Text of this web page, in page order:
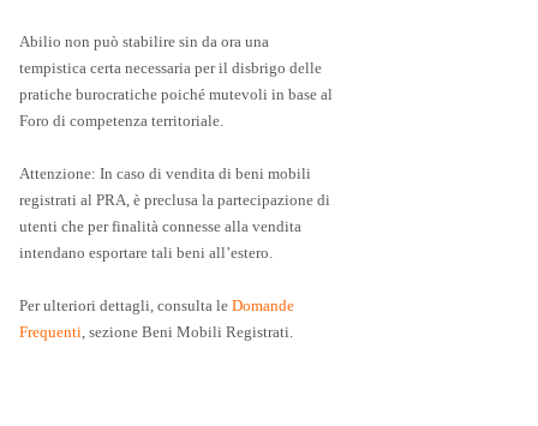
Abilio non può stabilire sin da ora una
tempistica certa necessaria per il disbrigo delle
pratiche burocratiche poiché mutevoli in base al
Foro di competenza territoriale.
Attenzione: In caso di vendita di beni mobili
registrati al PRA, è preclusa la partecipazione di
utenti che per finalità connesse alla vendita
intendano esportare tali beni all’estero.
Per ulteriori dettagli, consulta le Domande
Frequenti, sezione Beni Mobili Registrati.